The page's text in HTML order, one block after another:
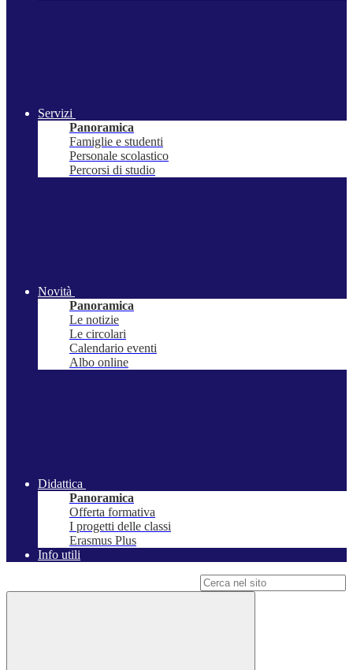
Servizi
Panoramica
Famiglie e studenti
Personale scolastico
Percorsi di studio
Novità
Panoramica
Le notizie
Le circolari
Calendario eventi
Albo online
Didattica
Panoramica
Offerta formativa
I progetti delle classi
Erasmus Plus
Info utili